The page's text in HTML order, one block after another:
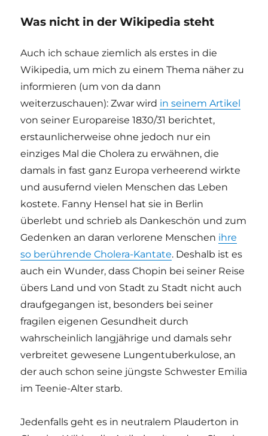
Was nicht in der Wikipedia steht
Auch ich schaue ziemlich als erstes in die
Wikipedia, um mich zu einem Thema näher zu
informieren (um von da dann
weiterzuschauen): Zwar wird in seinem Artikel
von seiner Europareise 1830/31 berichtet,
erstaunlicherweise ohne jedoch nur ein
einziges Mal die Cholera zu erwähnen, die
damals in fast ganz Europa verheerend wirkte
und ausufernd vielen Menschen das Leben
kostete. Fanny Hensel hat sie in Berlin
überlebt und schrieb als Dankeschön und zum
Gedenken an daran verlorene Menschen ihre
so berührende Cholera-Kantate. Deshalb ist es
auch ein Wunder, dass Chopin bei seiner Reise
übers Land und von Stadt zu Stadt nicht auch
draufgegangen ist, besonders bei seiner
fragilen eigenen Gesundheit durch
wahrscheinlich langjährige und damals sehr
verbreitet gewesene Lungentuberkulose, an
der auch schon seine jüngste Schwester Emilia
im Teenie-Alter starb.
Jedenfalls geht es in neutralem Plauderton in